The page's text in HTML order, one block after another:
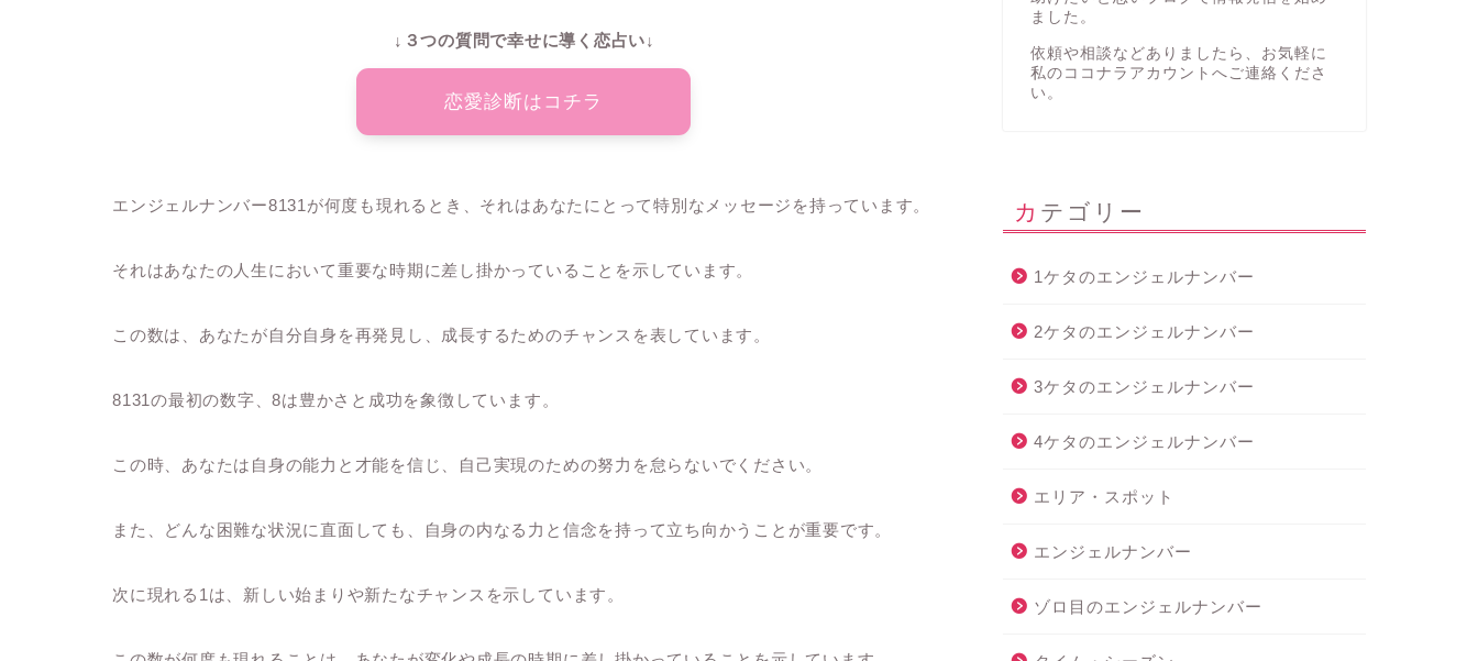
↓３つの質問で幸せに導く恋占い↓
恋愛診断はコチラ
エンジェルナンバー8131が何度も現れるとき、それはあなたにとって特別なメッセージを持っています。
それはあなたの人生において重要な時期に差し掛かっていることを示しています。
この数は、あなたが自分自身を再発見し、成長するためのチャンスを表しています。
8131の最初の数字、8は豊かさと成功を象徴しています。
この時、あなたは自身の能力と才能を信じ、自己実現のための努力を怠らないでください。
また、どんな困難な状況に直面しても、自身の内なる力と信念を持って立ち向かうことが重要です。
次に現れる1は、新しい始まりや新たなチャンスを示しています。
ました。
依頼や相談などありましたら、お気軽に
私の ココナラアカウント へご連絡くださ
い。
カテゴリー
1ケタのエンジェルナンバー
2ケタのエンジェルナンバー
3ケタのエンジェルナンバー
4ケタのエンジェルナンバー
エリア・スポット
エンジェルナンバー
ゾロ目のエンジェルナンバー